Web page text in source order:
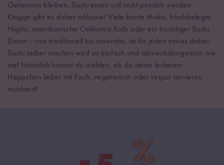
Geheimnis bleiben. Sushi essen soll nicht peinlich werden -
Knigge gibt es daher inklusive! Viele bunte Makis, frischbelegte
Nigiris, amerikanische California Rolls oder ein fruchtiger Sushi
Donut – von traditionell bis innovativ, ist für jeden etwas dabei.
Sushi selber machen wird so einfach und abwechslungsreich wie
nie! Natürlich kannst du wählen, ob du deine leckeren
Häppchen lieber mit Fisch, vegetarisch oder vegan servieren
möchtest!